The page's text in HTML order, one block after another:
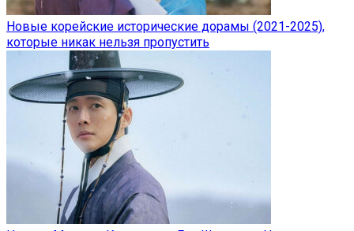
Новые корейские исторические дорамы (2021-2025),
которые никак нельзя пропустить